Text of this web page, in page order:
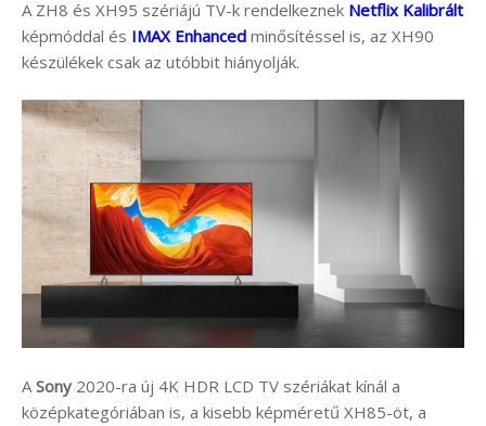
A ZH8 és XH95 szériájú TV-k rendelkeznek Netflix Kalibrált
képmóddal és IMAX Enhanced minősítéssel is, az XH90
készülékek csak az utóbbit hiányolják.
A Sony 2020-ra új 4K HDR LCD TV szériákat kínál a
középkategóriában is, a kisebb képméretű XH85-öt, a